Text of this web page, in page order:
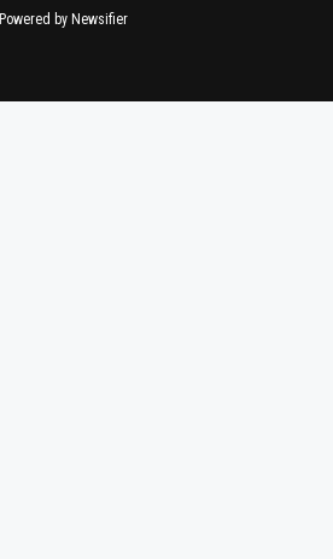
Powered by Newsifier